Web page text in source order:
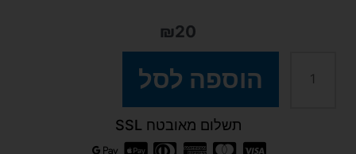
₪20
הוספה לסל
תשלום מאובטח SSL